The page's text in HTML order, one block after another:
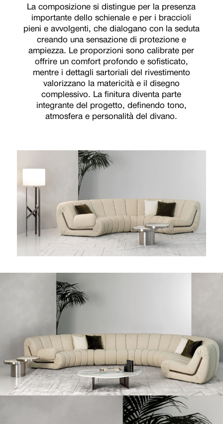
La composizione si distingue per la presenza
importante dello schienale e per i braccioli
pieni e avvolgenti, che dialogano con la seduta
creando una sensazione di protezione e
ampiezza. Le proporzioni sono calibrate per
offrire un comfort profondo e sofisticato,
mentre i dettagli sartoriali del rivestimento
valorizzano la matericità e il disegno
complessivo. La finitura diventa parte
integrante del progetto, definendo tono,
atmosfera e personalità del divano.